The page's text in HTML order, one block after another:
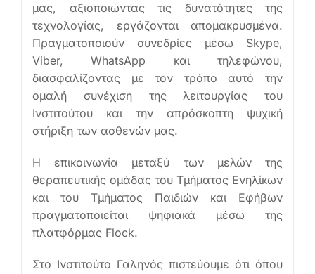
μας, αξιοποιώντας τις δυνατότητες της
τεχνολογίας, εργάζονται απομακρυσμένα.
Πραγματοποιούν συνεδρίες μέσω Skype,
Viber, WhatsApp και τηλεφώνου,
διασφαλίζοντας με τον τρόπο αυτό την
ομαλή συνέχιση της λειτουργίας του
Ινστιτούτου και την απρόσκοπτη ψυχική
στήριξη των ασθενών μας.
Η επικοινωνία μεταξύ των μελών της
θεραπευτικής ομάδας του Τμήματος Ενηλίκων
και του Τμήματος Παιδιών και Εφήβων
πραγματοποιείται ψηφιακά μέσω της
πλατφόρμας Flock.
Στο Ινστιτούτο Γαληνός πιστεύουμε ότι όπου